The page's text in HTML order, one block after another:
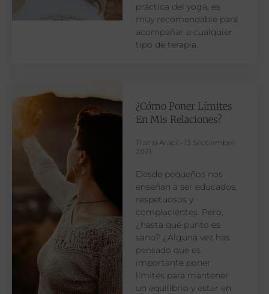
práctica del yoga, es
muy recomendable para
acompañar a cualquier
tipo de terapia.
¿Cómo Poner Límites
En Mis Relaciones?
Transi Aracil
13 Septiembre
2021
Desde pequeños nos
enseñan a ser educados,
respetuosos y
complacientes. Pero,
¿hasta qué punto es
sano? ¿Alguna vez has
pensado que es
importante poner
límites para mantener
un equilibrio y estar en